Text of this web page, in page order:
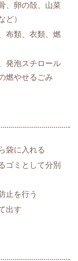
、卵の殻、山菜
ど）
布類、衣類、燃
発泡スチロール
燃やせるごみ
袋に入れる
ゴミとして分別
止を行う
出す